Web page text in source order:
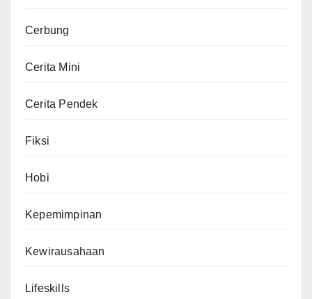
Cerbung
Cerita Mini
Cerita Pendek
Fiksi
Hobi
Kepemimpinan
Kewirausahaan
Lifeskills